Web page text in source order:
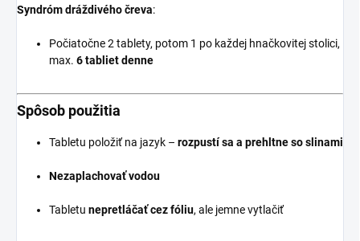
Syndróm dráždivého čreva:
Počiatočne 2 tablety, potom 1 po každej hnačkovitej stolici,
max. 6 tabliet denne
Spôsob použitia
Tabletu položiť na jazyk – rozpustí sa a prehltne so slinami
Nezaplachovať vodou
Tabletu nepretláčať cez fóliu, ale jemne vytlačiť